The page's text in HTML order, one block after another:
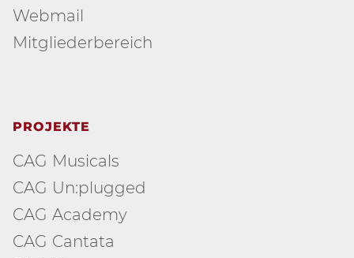
Webmail
Mitgliederbereich
PROJEKTE
CAG Musicals
CAG Un:plugged
CAG Academy
CAG Cantata